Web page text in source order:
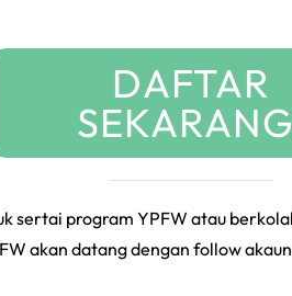
DAFTAR
sertai program YPFW atau
akan datang dengan follow